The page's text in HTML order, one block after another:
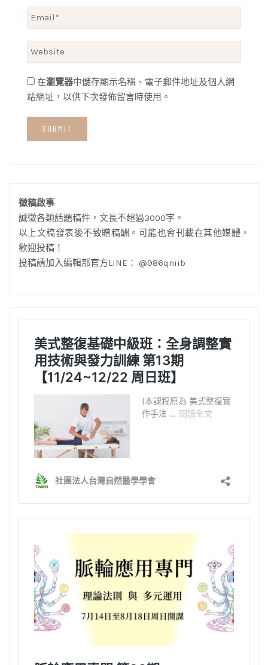
在瀏覽器中儲存顯示名稱、電子郵件地址及個人網
站網址，以供下次發佈留言時使用。
徵稿啟事
誠徵各類話題稿件，文長不超過3000字。
以上文稿發表後不致贈稿酬。可能也會刊載在其他媒體，
歡迎投稿！
投稿請加入編輯部官方LINE： @986qniib